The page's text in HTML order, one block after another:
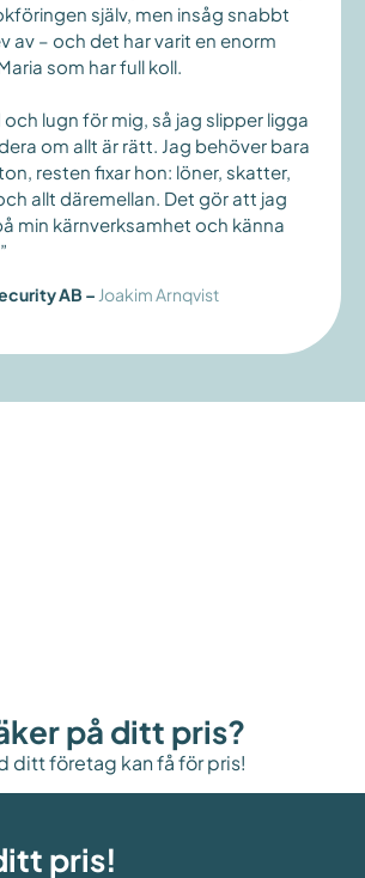
själv, men insåg snabbt
av – och det har varit en enorm
som har full koll.
lugn för mig, så jag slipper ligga
om allt är rätt. Jag behöver bara
resten fixar hon: löner, skatter,
allt däremellan. Det gör att jag
min kärnverksamhet och känna
AB – Joakim Arnqvist
på ditt pris?
ditt företag kan få för pris!
pris!